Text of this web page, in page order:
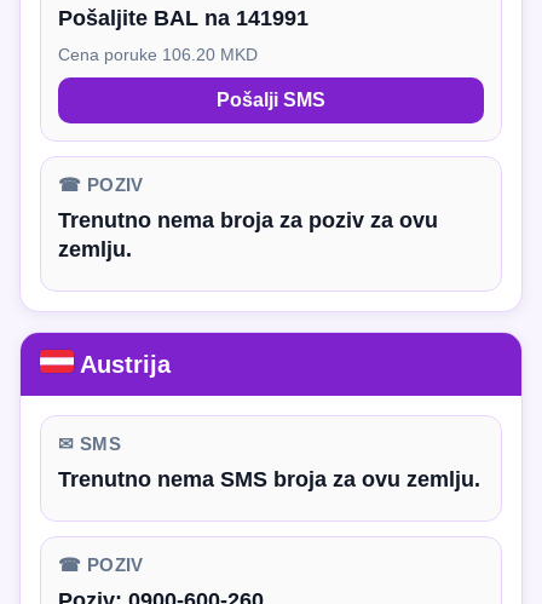
Pošaljite BAL na 141991
Cena poruke 106.20 MKD
Pošalji SMS
☎ POZIV
Trenutno nema broja za poziv za ovu
zemlju.
Austrija
✉ SMS
Trenutno nema SMS broja za ovu zemlju.
☎ POZIV